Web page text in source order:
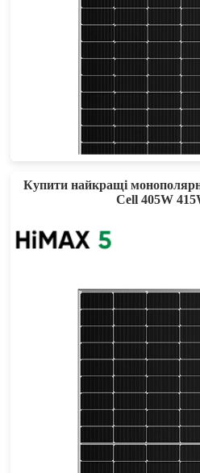
440-
25-річна гарантія
Купити найкращі
Cell 405W